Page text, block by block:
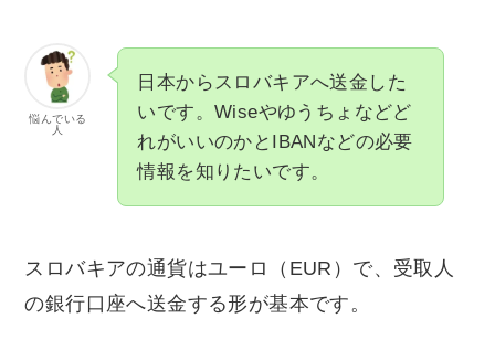
悩んでいる
人
日本からスロバキアへ送金した
いです。Wiseやゆうちょなどど
れがいいのかとIBANなどの必要
情報を知りたいです。
スロバキアの通貨はユーロ（EUR）で、受取人
の銀行口座へ送金する形が基本です。